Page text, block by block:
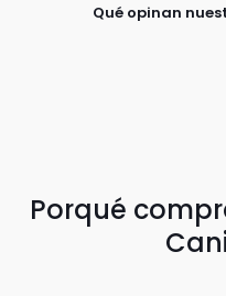
Qué opinan
Porqué